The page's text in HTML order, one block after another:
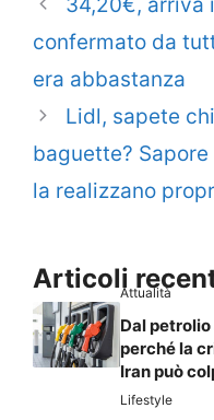
confermato da
era abbastanza
Lidl, sapete
baguette? Sapore
la realizzano
ArticoliAttualità
Dal
perché la
Iran può
Lifestyle